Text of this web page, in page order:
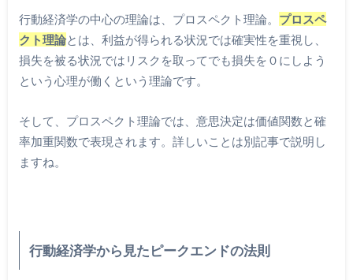
行動経済学の中心の理論は、プロスペクト理論。 プロスペ
クト理論とは、利益が得られる状況では確実性を重視し、
損失を被る状況ではリスクを取ってでも損失を０にしよう
という心理が働くという理論です。
そして、プロスペクト理論では、意思決定は価値関数と確
率加重関数で表現されます。詳しいことは別記事で説明し
ますね。
行動経済学から見たピークエンドの法則